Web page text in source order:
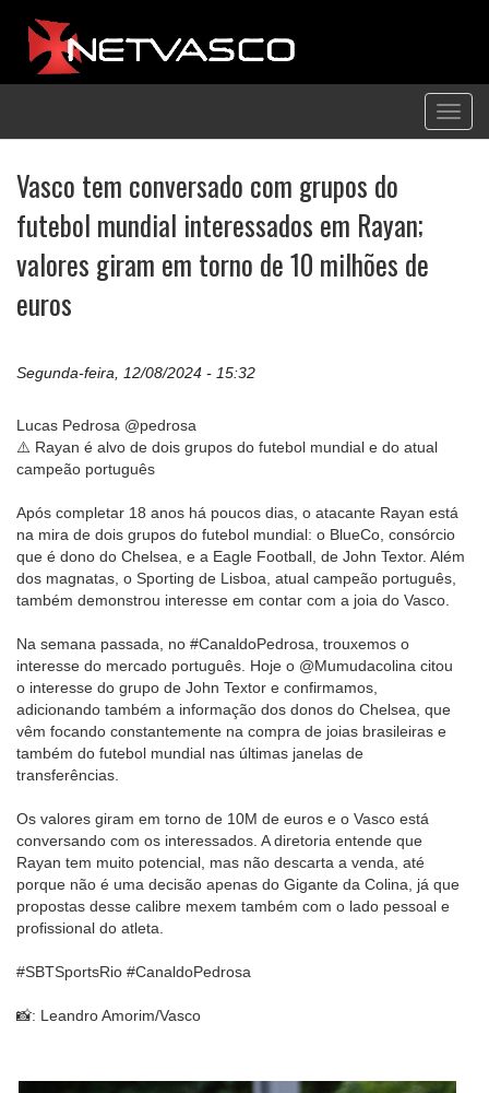
Vasco tem conversado com grupos do
futebol mundial interessados em Rayan;
valores giram em torno de 10 milhões de
euros
Segunda-feira, 12/08/2024 - 15:32
Lucas Pedrosa @pedrosa
⚠️ Rayan é alvo de dois grupos do futebol mundial e do atual
campeão português
Após completar 18 anos há poucos dias, o atacante Rayan está
na mira de dois grupos do futebol mundial: o BlueCo, consórcio
que é dono do Chelsea, e a Eagle Football, de John Textor. Além
dos magnatas, o Sporting de Lisboa, atual campeão português,
também demonstrou interesse em contar com a joia do Vasco.
Na semana passada, no #CanaldoPedrosa, trouxemos o
interesse do mercado português. Hoje o @Mumudacolina citou
o interesse do grupo de John Textor e confirmamos,
adicionando também a informação dos donos do Chelsea, que
vêm focando constantemente na compra de joias brasileiras e
também do futebol mundial nas últimas janelas de
transferências.
Os valores giram em torno de 10M de euros e o Vasco está
conversando com os interessados. A diretoria entende que
Rayan tem muito potencial, mas não descarta a venda, até
porque não é uma decisão apenas do Gigante da Colina, já que
propostas desse calibre mexem também com o lado pessoal e
profissional do atleta.
#SBTSportsRio #CanaldoPedrosa
📸: Leandro Amorim/Vasco